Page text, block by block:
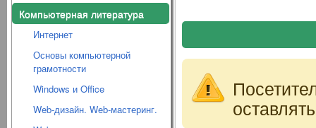
Компьютерная литература
Интернет
Основы компьютерной
грамотности
Windows и Office
Web-дизайн. Web-мастеринг.